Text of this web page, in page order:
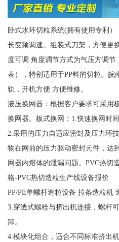
卧式水环切粒系统(拥有使用专利
长变频调速。组装式刀架，方便更
度可调 角度调节方式为气压方调
表），特别适用于PP料的切粒。皖
轨，开机方便 方便维修。
液压换网器：根据客户要求可采用
换网器。板式换网：1.快速换网时间
2.采用的压力自适应密封及压力环
物在网前的压力驱动密封元件，达
网器内熔体的泄漏问题。PVC热切
格-PVC热切造粒生产线设备报价
PP/PE单螺杆造粒设备 拉条造粒机
3.穿透式螺栓与挤出机连接，螺杆
卸。
4.模块化组合，适合不同标准挤出机